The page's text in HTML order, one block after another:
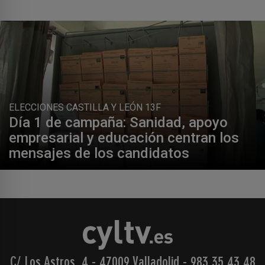
ELECCIONES CASTILLA Y LEÓN 13F
Día 1 de campaña: Sanidad, apoyo
empresarial y educación centran los
mensajes de los candidatos